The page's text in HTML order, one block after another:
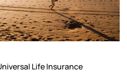
Life Insurance